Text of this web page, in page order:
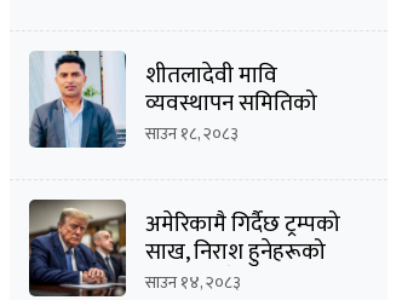
शीतलादेवी मावि
व्यवस्थापन समितिको
अध्यक्षमा दीपक कार्की
साउन १८, २०८३
अमेरिकामै गिर्दैछ ट्रम्पको
साख, निराश हुनेहरूको
संख्या बढ्दै
साउन १४, २०८३